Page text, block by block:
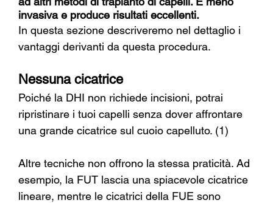
invasiva e produce risultati eccellenti.
In questa sezione descriveremo nel dettaglio i
vantaggi derivanti da questa procedura.
Nessuna cicatrice
Poiché la DHI non richiede incisioni, potrai
ripristinare i tuoi capelli senza dover affrontare
una grande cicatrice sul cuoio capelluto. (1)
Altre tecniche non offrono la stessa praticità. Ad
esempio, la FUT lascia una spiacevole cicatrice
lineare, mentre le cicatrici della FUE sono